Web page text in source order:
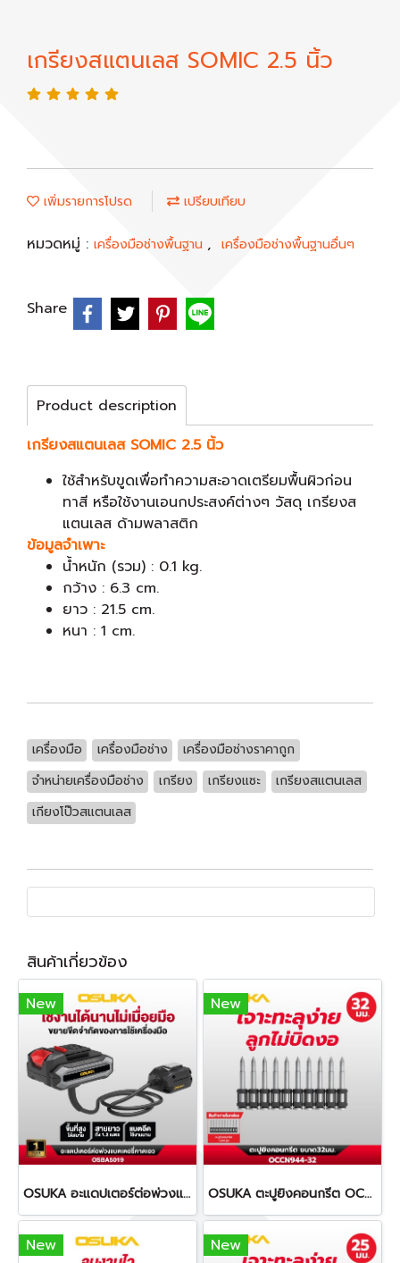
เกรียงสแตนเลส SOMIC 2.5 นิ้ว
เพิ่มรายการโปรด เปรียบเทียบ
หมวดหมู่ : เครื่องมือช่างพื้นฐาน , เครื่องมือช่างพื้นฐานอื่นๆ
Share
Product description
เกรียงสแตนเลส SOMIC 2.5 นิ้ว
ใช้สำหรับขูดเพื่อทำความสะอาดเตรียมพื้นผิวก่อน
ทาสี หรือใช้งานเอนกประสงค์ต่างๆ วัสดุ เกรียงส
แตนเลส ด้ามพลาสติก
ข้อมูลจำเพาะ
น้ำหนัก (รวม) : 0.1 kg.
กว้าง : 6.3 cm.
ยาว : 21.5 cm.
หนา : 1 cm.
เครื่องมือ เครื่องมือช่าง
เครื่องมือช่างราคาถูก
จำหน่ายเครื่องมือช่าง
เกรียง เกรียงแซะ
เกรียงสแตนเลส
เกียงโป๊วสแตนเลส
สินค้าเกี่ยวข้อง
New
OSUKA อะแดปเตอร์ต่อพ่วงแบตเตอรี่คาดเอว ยาว 1.2 เมตร OSBA5019
New
OSUKA ตะปูยิงคอนกรีต OCCN944-32 ทนทานต่อการกัดกร่อน
New New